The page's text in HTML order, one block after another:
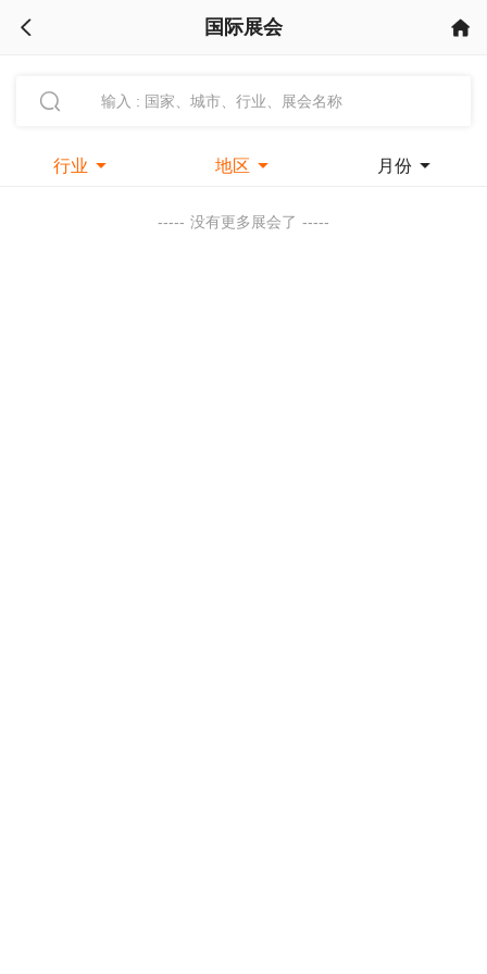
 国际展会 

行业  地区  月份 
----- 没有更多展会了 -----